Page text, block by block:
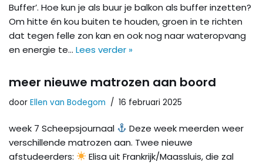
Buffer’. Hoe kun je als buur je balkon als buffer inzetten?
Om hitte én kou buiten te houden, groen in te richten
dat tegen felle zon kan en ook nog naar wateropvang
en energie te… Lees verder »
meer nieuwe matrozen aan boord
door Ellen van Bodegom 16 februari 2025
week 7 Scheepsjournaal
Deze week meerden weer
verschillende matrozen aan. Twee nieuwe
afstudeerders:
Elisa uit Frankrijk/Maassluis, die zal